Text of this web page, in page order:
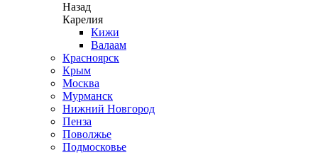
Назад
Карелия
Кижи
Валаам
Красноярск
Крым
Москва
Мурманск
Нижний Новгород
Пенза
Поволжье
Подмосковье